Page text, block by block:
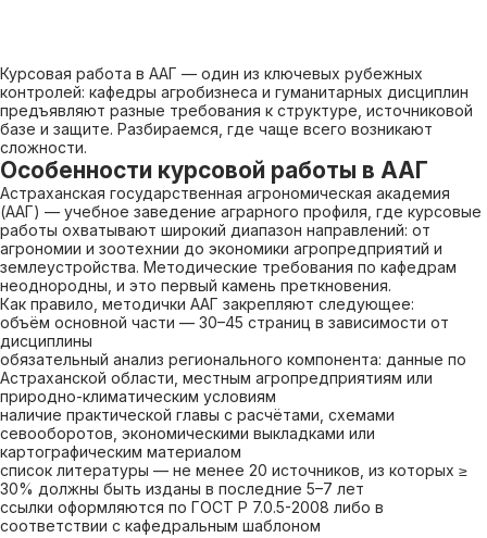
Курсовая работа в ААГ — один из ключевых рубежных
контролей: кафедры агробизнеса и гуманитарных дисциплин
предъявляют разные требования к структуре, источниковой
базе и защите. Разбираемся, где чаще всего возникают
сложности.
Особенности курсовой работы в ААГ
Астраханская государственная агрономическая академия
(ААГ) — учебное заведение аграрного профиля, где курсовые
работы охватывают широкий диапазон направлений: от
агрономии и зоотехнии до экономики агропредприятий и
землеустройства. Методические требования по кафедрам
неоднородны, и это первый камень преткновения.
Как правило, методички ААГ закрепляют следующее:
объём основной части — 30–45 страниц в зависимости от
дисциплины
обязательный анализ регионального компонента: данные по
Астраханской области, местным агропредприятиям или
природно-климатическим условиям
наличие практической главы с расчётами, схемами
севооборотов, экономическими выкладками или
картографическим материалом
список литературы — не менее 20 источников, из которых ≥
30% должны быть изданы в последние 5–7 лет
ссылки оформляются по ГОСТ Р 7.0.5-2008 либо в
соответствии с кафедральным шаблоном